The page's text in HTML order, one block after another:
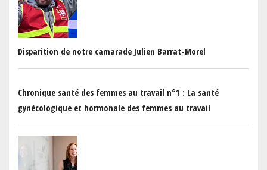
Disparition de notre camarade Julien Barrat-Morel
Chronique santé des femmes au travail n°1 : La santé
gynécologique et hormonale des femmes au travail